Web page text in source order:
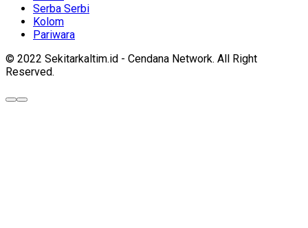
Serba Serbi
Kolom
Pariwara
© 2022 Sekitarkaltim.id - Cendana Network. All Right
Reserved.